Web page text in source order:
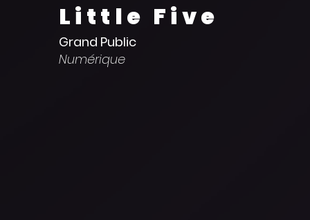
Little Five
Grand Public
Numérique